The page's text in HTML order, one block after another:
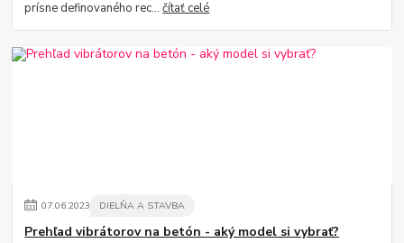
prísne definovaného rec...čítať celé
07.06.2023 DIELŇA A STAVBA
Prehľad vibrátorov na betón - aký model si vybrať?